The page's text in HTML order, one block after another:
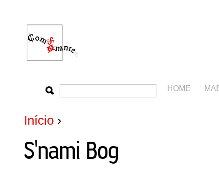
HOME
Início ›
S'nami Bog